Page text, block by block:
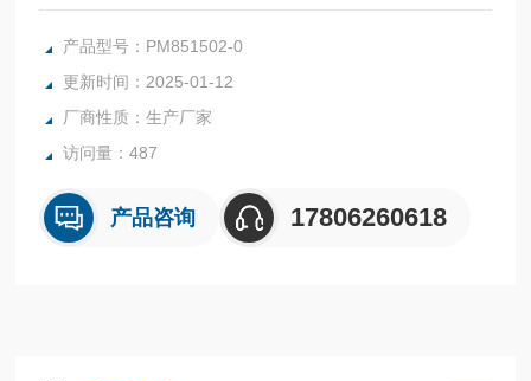
产品型号：PM851502-0
更新时间：2025-01-12
厂商性质：生产厂家
访问量：487
产品咨询 17806260618